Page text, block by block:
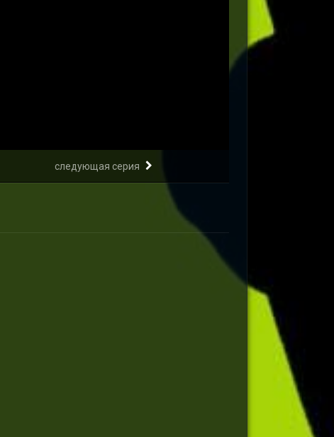
следующая серия